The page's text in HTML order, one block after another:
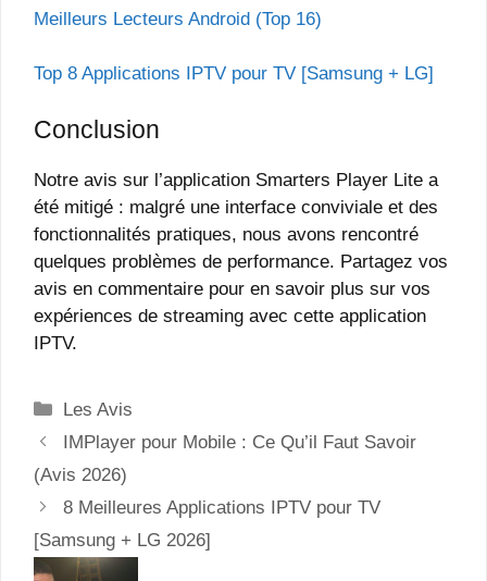
Meilleurs Lecteurs Android (Top 16)
Top 8 Applications IPTV pour TV [Samsung + LG]
Conclusion
Notre avis sur l’application Smarters Player Lite a
été mitigé : malgré une interface conviviale et des
fonctionnalités pratiques, nous avons rencontré
quelques problèmes de performance. Partagez vos
avis en commentaire pour en savoir plus sur vos
expériences de streaming avec cette application
IPTV.
Catégories
Les Avis
IMPlayer pour Mobile : Ce Qu’il Faut Savoir
(Avis 2026)
8 Meilleures Applications IPTV pour TV
[Samsung + LG 2026]